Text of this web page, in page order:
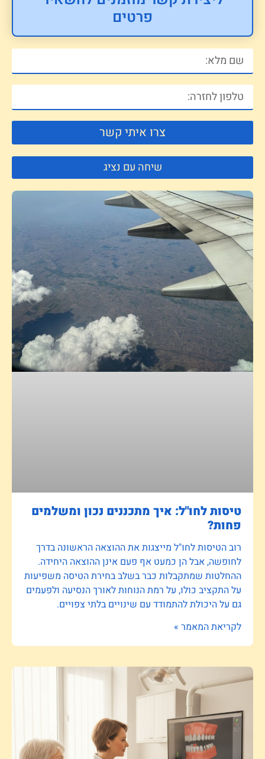
פרטים
צרו איתי קשר
שיחה עם נציג
טיסות לחו"ל: איך מתכננים נכון ומשלמים
פחות?
רוב הטיסות לחו"ל מייצגות את ההוצאה הראשונה בדרך
לחופשה, אבל הן כמעט אף פעם אינן ההוצאה היחידה.
ההחלטות שמתקבלות כבר בשלב בחירת הטיסה משפיעות
על התקציב כולו, על רמת הנוחות לאורך הנסיעה ולפעמים
גם על היכולת להתמודד עם שינויים בלתי צפויים.
לקריאת המאמר »